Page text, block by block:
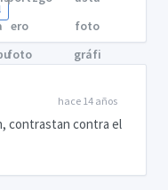
hace 14 años
contrastan contra el